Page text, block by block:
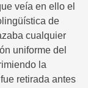
veía en ello el
de
cualquier
uniforme del
la
retirada antes